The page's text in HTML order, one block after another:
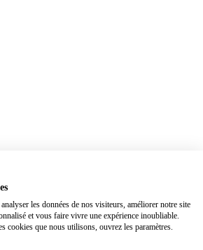
les données de nos visiteurs, améliorer notre site
et vous faire vivre une expérience inoubliable.
cookies que nous utilisons, ouvrez les paramètres.